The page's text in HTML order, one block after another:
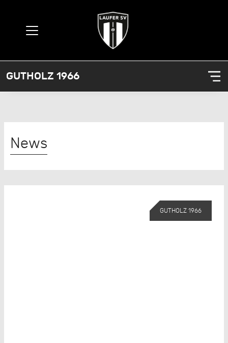
GUTHOLZ 1966
News
GUTHOLZ 1966